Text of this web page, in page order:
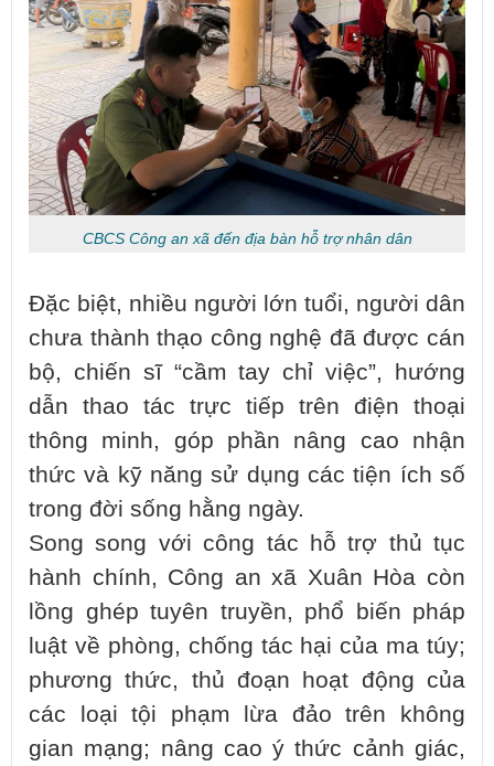
CBCS Công an xã đến địa bàn hỗ trợ nhân dân
Đặc biệt, nhiều người lớn tuổi, người dân
chưa thành thạo công nghệ đã được cán
bộ, chiến sĩ “cầm tay chỉ việc”, hướng
dẫn thao tác trực tiếp trên điện thoại
thông minh, góp phần nâng cao nhận
thức và kỹ năng sử dụng các tiện ích số
trong đời sống hằng ngày.
Song song với công tác hỗ trợ thủ tục
hành chính, Công an xã Xuân Hòa còn
lồng ghép tuyên truyền, phổ biến pháp
luật về phòng, chống tác hại của ma túy;
phương thức, thủ đoạn hoạt động của
các loại tội phạm lừa đảo trên không
gian mạng; nâng cao ý thức cảnh giác,